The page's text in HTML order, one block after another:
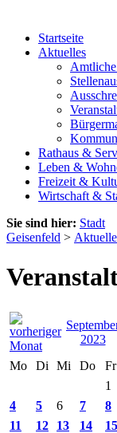
Startseite
Aktuelles
Rathaus &
Leben &
Freizeit &
Wirtschaft &
Sie sind hier: Stadt
Geisenfeld >
2023
Mo
Di Mi Do Fr
1
4
5 6 7 8
11
12 13 14 15